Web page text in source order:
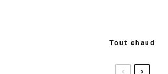
Tout chaud